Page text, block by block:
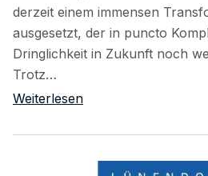
derzeit einem immensen
ausgesetzt, der in puncto
Dringlichkeit in Zukunft noch
Trotz…
Weiterlesen